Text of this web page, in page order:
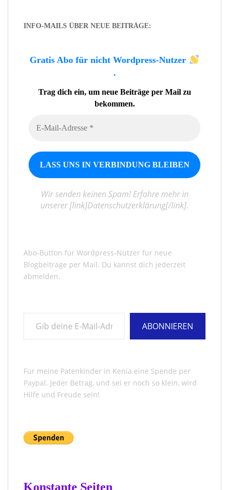
INFO-MAILS ÜBER NEUE BEITRÄGE:
Gratis Abo für nicht Wordpress-Nutzer
.
Trag dich ein, um neue Beiträge per Mail zu
bekommen.
Wir senden keinen Spam! Erfahre mehr in
unserer [link]Datenschutzerklärung[/link].
Abo-Button für Wordpress-Nutzer für neue
Blogbeiträge per Mail. Du kannst dich jederzeit
abmelden.
ABONNIEREN
Für meine Patenkinder in Kenia eine Spende per
Paypal. Jeder Betrag, und sei er noch so klein, wird
Hilfe und Freude sein!
Konstante Seiten